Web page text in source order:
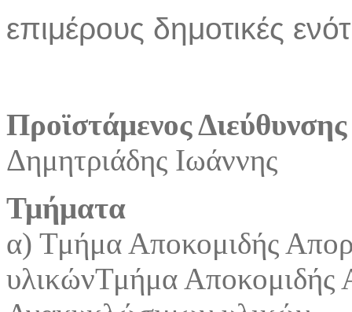
επιμέρους δημοτικές
Προϊστάμενος Διεύθυνσης
Δημητριάδης Ιωάννης
Τμήματα
α) Τμήμα Αποκομιδής
υλικώνΤμήμα Αποκομιδής